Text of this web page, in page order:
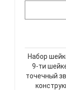
Набор
9-ти
точечный